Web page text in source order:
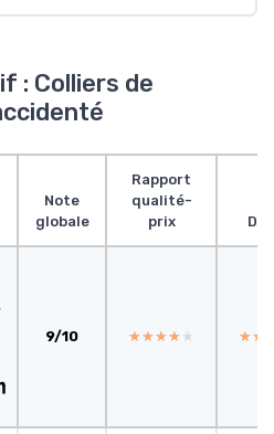
: Colliers de
Note
globale
Rapport
qualité-
prix
9/10 ★★★★★
★★★★★